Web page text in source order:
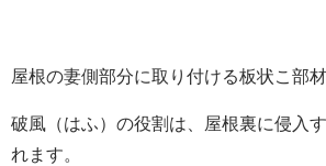
屋根の妻側部分に取り付ける板状こ部材
破風 （はふ）の役割は、屋根裏に侵入
れます。